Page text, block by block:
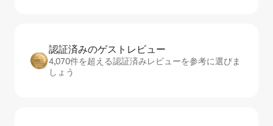
認証済みのゲ⁠ス⁠ト⁠レ⁠ビ⁠ュ⁠ー
4,070件を超える認証済みレビューを参考に選びま
しょう